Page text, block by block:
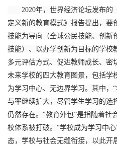
2020年，世界经济论坛发布的
定义新的教育模式》报告提出，要
技能为导向（全球公民技能、创新
技能）、以办学创新为目标的学校
多元评估方式、促进教师成长、密
未来学校的四大教育图景，包括学
为学习中心、无边界学习。其中，
与率继续扩大，尽管学生学习的选
仍然存在。“教育外包”是指随着社
校体系被打破。“学校成为学习中
态，学校与社会无缝衔接，以此开